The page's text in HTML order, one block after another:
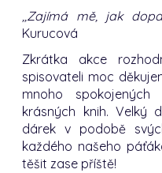
,,Zajímá mě, jak
Kurucová
Zkrátka akce
spisovateli moc
mnoho
krásných knih. Velký
dárek v podobě
každého našeho
těšit zase příště!